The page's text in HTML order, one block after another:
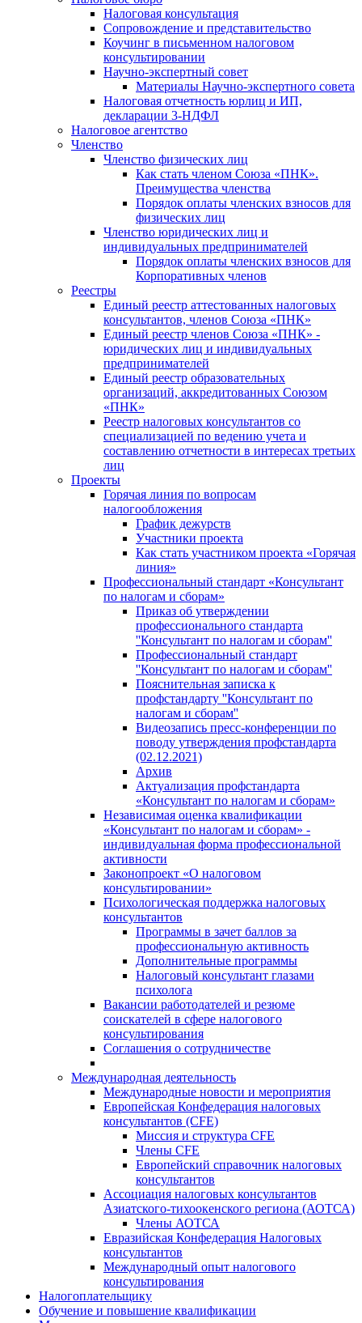
Налоговая консультация
Cопровождение и представительство
Коучинг в письменном налоговом
консультировании
Научно-экспертный совет
Материалы Научно-экспертного совета
Налоговая отчетность юрлиц и ИП,
декларации 3-НДФЛ
Налоговое агентство
Членство
Членство физических лиц
Как стать членом Союза «ПНК».
Преимущества членства
Порядок оплаты членских взносов для
физических лиц
Членство юридических лиц и
индивидуальных предпринимателей
Порядок оплаты членских взносов для
Корпоративных членов
Реестры
Единый реестр аттестованных налоговых
консультантов, членов Союза «ПНК»
Единый реестр членов Союза «ПНК» -
юридических лиц и индивидуальных
предпринимателей
Единый реестр образовательных
организаций, аккредитованных Союзом
«ПНК»
Реестр налоговых консультантов со
специализацией по ведению учета и
составлению отчетности в интересах третьих
лиц
Проекты
Горячая линия по вопросам
налогообложения
График дежурств
Участники проекта
Как стать участником проекта «Горячая
линия»
Профессиональный стандарт «Консультант
по налогам и сборам»
Приказ об утверждении
профессионального стандарта
''Консультант по налогам и сборам''
Профессиональный стандарт
''Консультант по налогам и сборам''
Пояснительная записка к
профстандарту ''Консультант по
налогам и сборам''
Видеозапись пресс-конференции по
поводу утверждения профстандарта
(02.12.2021)
Архив
Актуализация профстандарта
«Консультант по налогам и сборам»
Независимая оценка квалификации
«Консультант по налогам и сборам» -
индивидуальная форма профессиональной
активности
Законопроект «О налоговом
консультировании»
Психологическая поддержка налоговых
консультантов
Программы в зачет баллов за
профессиональную активность
Дополнительные программы
Налоговый консультант глазами
психолога
Вакансии работодателей и резюме
соискателей в сфере налогового
консультирования
Соглашения о сотрудничестве
Международная деятельность
Международные новости и мероприятия
Европейская Конфедерация налоговых
консультантов (CFE)
Миссия и структура CFE
Члены CFE
Европейский справочник налоговых
консультантов
Ассоциация налоговых консультантов
Азиатского-тихоокенского региона (АОТСА)
Члены АОТСА
Евразийская Конфедерация Налоговых
консультантов
Международный опыт налогового
консультирования
Налогоплательщику
Обучение и повышение квалификации